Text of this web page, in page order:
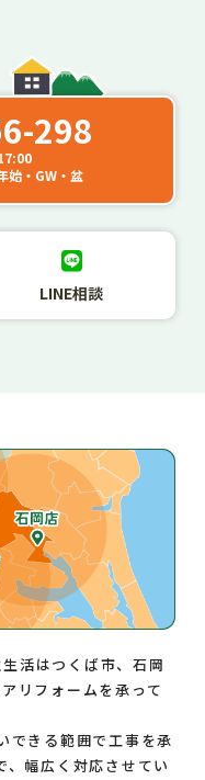
298
始・GW・盆
LINE相談
活はつくば市、石岡
リフォームを承って
できる範囲で工事を承
、幅広く対応させてい